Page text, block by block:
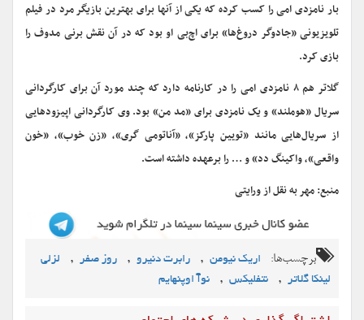
بار نامزدی امی را کسب کرده که یکی از آنها برای بهترین بازیگر مرد در فیلم
تلویزیونی «جادوگر دروغ‌ها» برای اچ‌بی او بود که در آن نقش برنی مدوف را
بازی کرد.
گلاتر هم ۸ نامزدی امی را در کارنامه دارد که چند مورد آن برای کارگردانی
سریال «هوملند» و یک نامزدی برای «مد من» بود. وی کارگردانی اپیزودهایی
از سریال‌هایی مانند «تویین پارکز»، «آناتومی گری»، «زن خوب»، «خون
واقعی»، واکینگ دد» و … را برعهده داشته است.
منبع: مهر به نقل از ورایتی
برچسب‌ها: اریک نیومن , رابرت دنیرو , روز صفر ,
لزلی
لینکا گلاتر , نتفلیکس , نوآ اوپنهایم